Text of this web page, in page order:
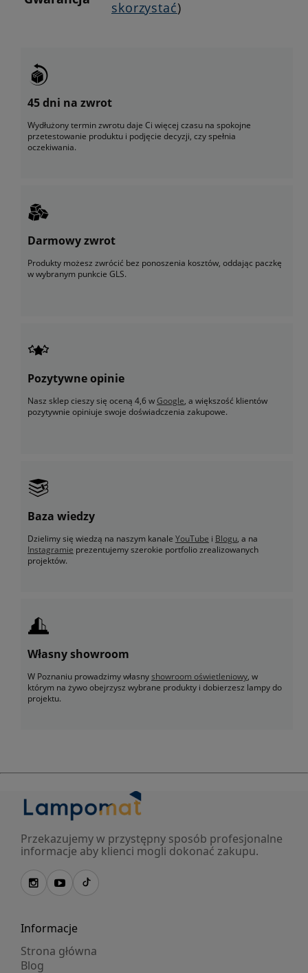
skorzystać)
45 dni na zwrot
Wydłużony termin zwrotu daje Ci więcej czasu na spokojne
przetestowanie produktu i podjęcie decyzji, czy spełnia
oczekiwania.
Darmowy zwrot
Produkty możesz zwrócić bez ponoszenia kosztów, oddając paczkę
w wybranym punkcie GLS.
Pozytywne opinie
Nasz sklep cieszy się oceną 4,6 wGoogle, a większość klientów
pozytywnie opiniuje swoje doświadczenia zakupowe.
Baza wiedzy
Dzielimy się wiedzą na naszym kanale YouTube i Blogu, a na
Instagramie prezentujemy szerokie portfolio zrealizowanych
projektów.
Własny showroom
W Poznaniu prowadzimy własnyshowroom oświetleniowy, w
którym na żywo obejrzysz wybrane produkty i dobierzesz lampy do
projektu.
Przekazujemy w przystępny sposób profesjonalne
informacje aby klienci mogli dokonać zakupu.
Informacje
Strona główna
Blog